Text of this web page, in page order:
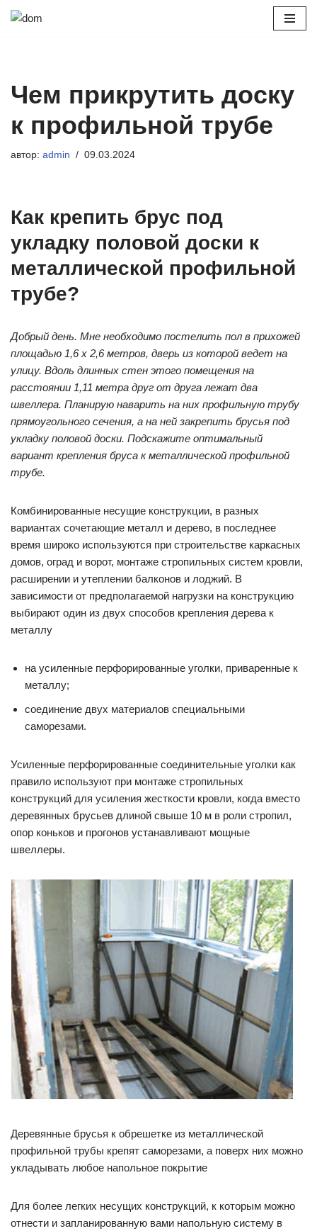
Чем прикрутить доску
к профильной трубе
автор: admin 09.03.2024
Как крепить брус под
укладку половой доски к
металлической профильной
трубе?
Добрый день. Мне необходимо постелить пол в прихожей
площадью 1,6 х 2,6 метров, дверь из которой ведет на
улицу. Вдоль длинных стен этого помещения на
расстоянии 1,11 метра друг от друга лежат два
швеллера. Планирую наварить на них профильную трубу
прямоугольного сечения, а на ней закрепить брусья под
укладку половой доски. Подскажите оптимальный
вариант крепления бруса к металлической профильной
трубе.
Комбинированные несущие конструкции, в разных
вариантах сочетающие металл и дерево, в последнее
время широко используются при строительстве каркасных
домов, оград и ворот, монтаже стропильных систем кровли,
расширении и утеплении балконов и лоджий. В
зависимости от предполагаемой нагрузки на конструкцию
выбирают один из двух способов крепления дерева к
металлу
на усиленные перфорированные уголки, приваренные к
металлу;
соединение двух материалов специальными
саморезами.
Усиленные перфорированные соединительные уголки как
правило используют при монтаже стропильных
конструкций для усиления жесткости кровли, когда вместо
деревянных брусьев длиной свыше 10 м в роли стропил,
опор коньков и прогонов устанавливают мощные
швеллеры.
Деревянные брусья к обрешетке из металлической
профильной трубы крепят саморезами, а поверх них можно
укладывать любое напольное покрытие
Для более легких несущих конструкций, к которым можно
отнести и запланированную вами напольную систему в